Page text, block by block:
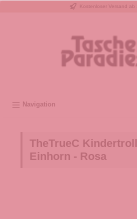
Kostenloser Versand ab
Navigation
TheTrueC
Einhorn - Rosa